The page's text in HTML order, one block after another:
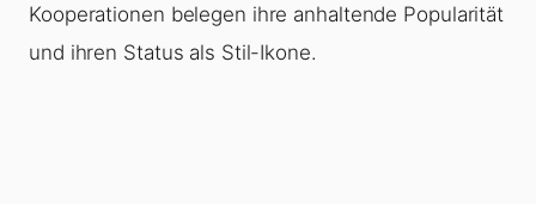
Kooperationen belegen ihre anhaltende Popularität
und ihren Status als Stil-Ikone.